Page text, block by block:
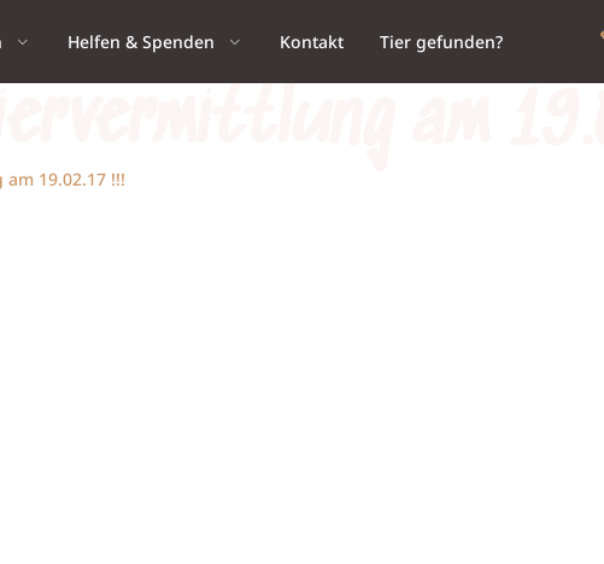
Helfen & Spenden Kontakt Tier gefunden?
19.02.17 !!!